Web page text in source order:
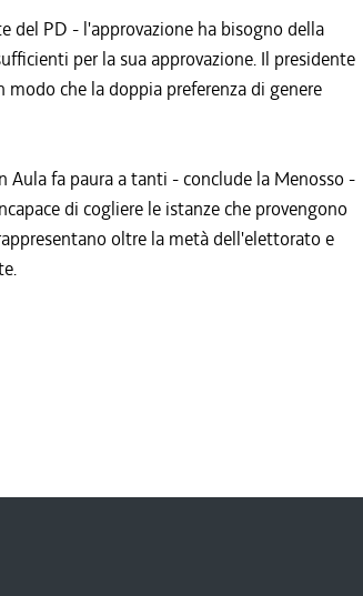
del PD - l'approvazione ha bisogno della
per la sua approvazione. Il presidente
che la doppia preferenza di genere
fa paura a tanti - conclude la Menosso -
di cogliere le istanze che provengono
oltre la metà dell'elettorato e